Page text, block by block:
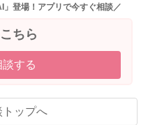
登場！アプリで今すぐ相談／
ちら
する
トップへ